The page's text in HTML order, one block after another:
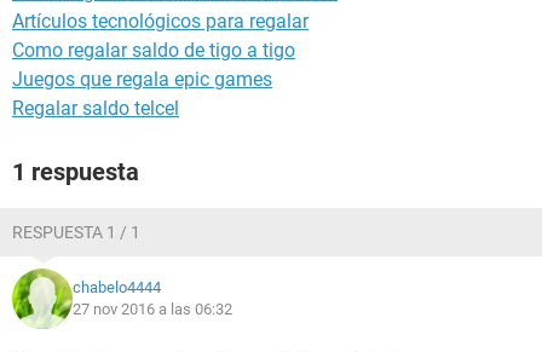
Artículos tecnológicos para regalar
Como regalar saldo de tigo a tigo
Juegos que regala epic games
Regalar saldo telcel
1 respuesta
RESPUESTA 1 / 1
chabelo4444
27 nov 2016 a las 06:32